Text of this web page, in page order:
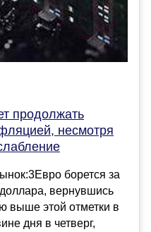
продолжать
несмотря
борется за
вернувшись
выше этой отметки в
дня в четверг,